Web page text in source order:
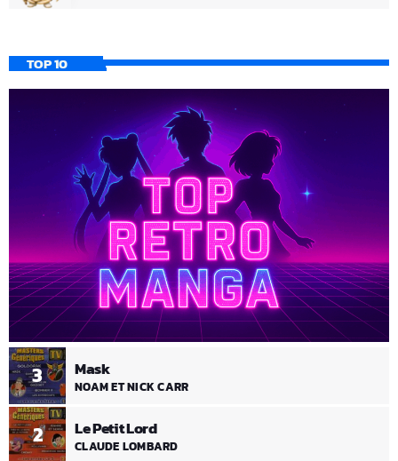
TOP 10
2 Le Petit Lord
CLAUDE LOMBARD
3 Mask
NOAM ET NICK CARR